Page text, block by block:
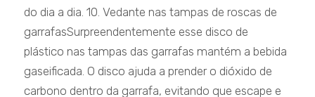
do dia a dia. 10. Vedante nas tampas de roscas de
garrafasSurpreendentemente esse disco de
plástico nas tampas das garrafas mantém a bebida
gaseificada. O disco ajuda a prender o dióxido de
carbono dentro da garrafa, evitando que escape e